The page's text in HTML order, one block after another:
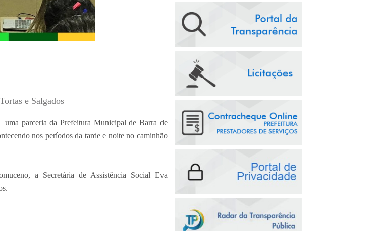
e Salgados
parceria da Prefeitura Municipal de Barra de
nos períodos da tarde e noite no caminhão
a Secretária de Assistência Social Eva